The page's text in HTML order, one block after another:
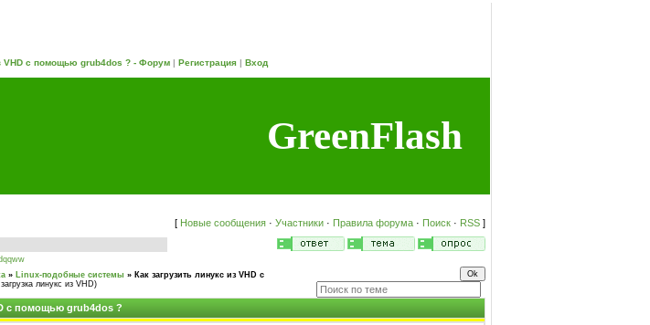
VHD с помощью grub4dos ? - Форум| Регистрация| Вход
GreenFlash
[ Новые сообщения · Участники · Правила форума · Поиск · RSS ]
» Linux-подобные системы » Как загрузить линукс из VHD с
линукс из VHD)
с помощью grub4dos ?